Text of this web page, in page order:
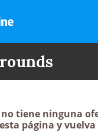
tiene ninguna
página y